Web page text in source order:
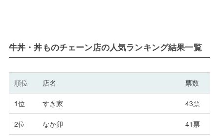
牛丼・丼ものチェーン店の人気ランキング結果一覧
順位 店名 票数
1位 すき家 43票
2位 なか卯 41票